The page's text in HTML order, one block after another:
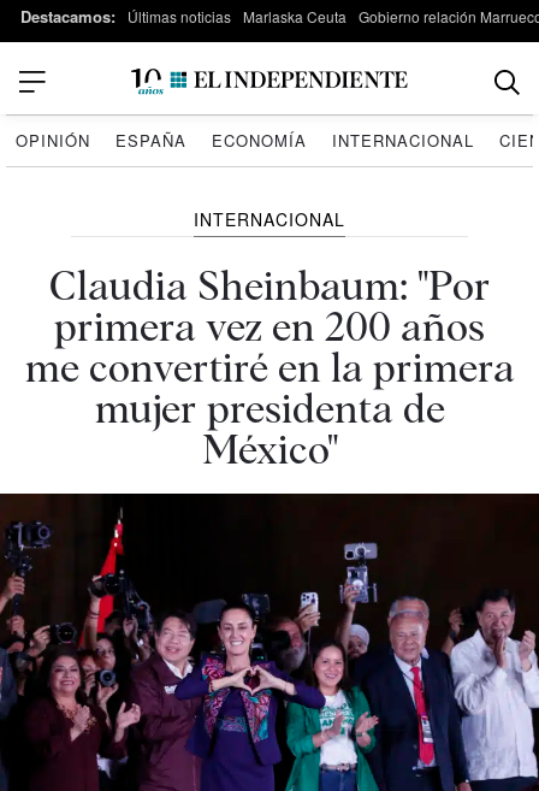
Destacamos: Últimas noticias Marlaska Ceuta Gobierno relación
OPINIÓN ESPAÑA ECONOMÍA INTERNACIONAL
INTERNACIONAL
Claudia Sheinbaum: "Por
primera vez en 200 años
me convertiré en la primera
mujer presidenta de
México"